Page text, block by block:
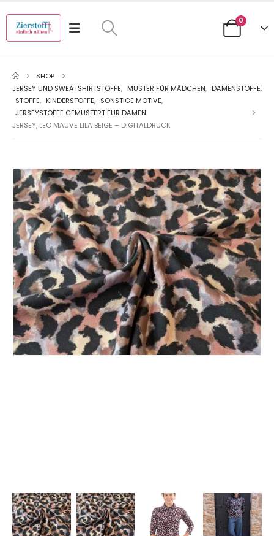
0
SHOP
JERSEY UND SWEATSHIRTSTOFFE, MUSTER FÜR MÄDCHEN, DAMENSTOFFE,
STOFFE, KINDERSTOFFE, SONSTIGE MOTIVE,
JERSEYSTOFFE GEMUSTERT FÜR DAMEN
JERSEY, LEO MAUVE LILA BEIGE – DIGITALDRUCK